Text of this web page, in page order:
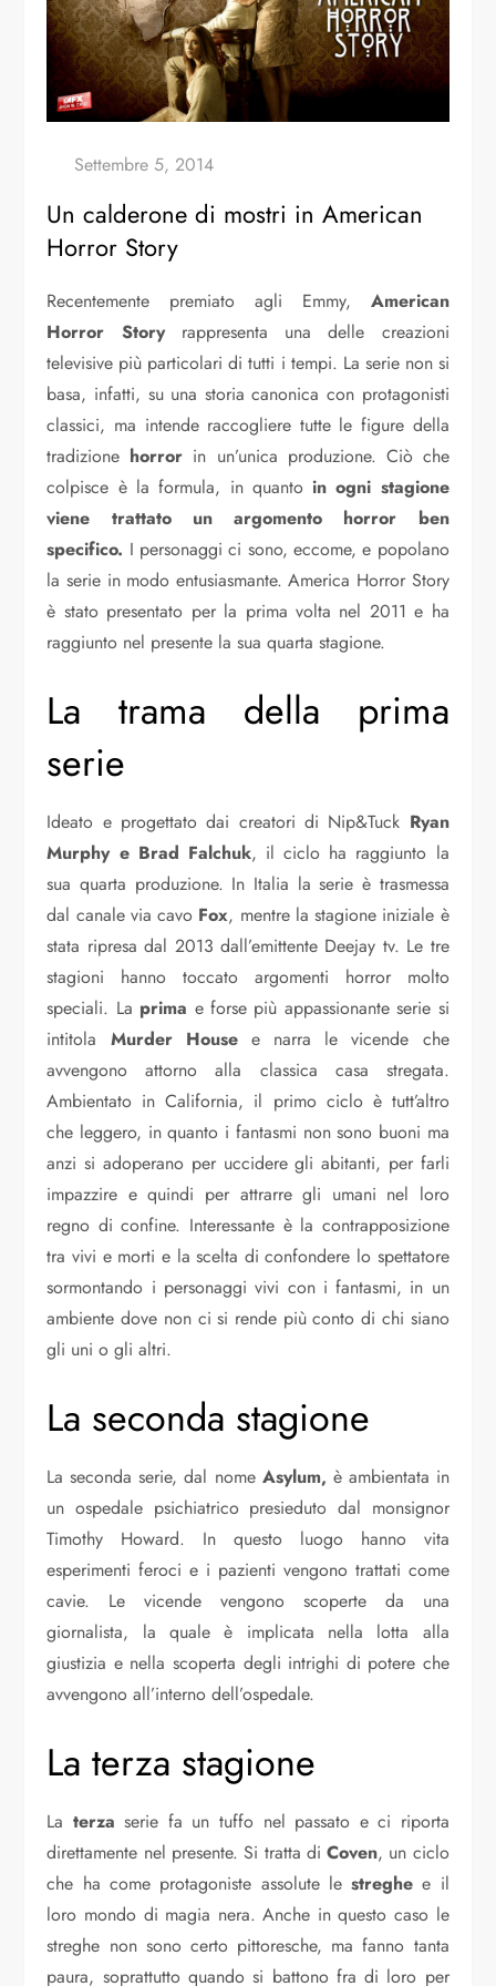
Un calderone di mostri in American
Horror Story
Recentemente premiato agli Emmy, American
Horror Storyrappresenta una delle creazioni
televisive più particolari di tutti i tempi. La serie non si
basa, infatti, su una storia canonica con protagonisti
classici, ma intende raccogliere tutte le figure della
tradizione horror in un’unica produzione. Ciò che
colpisce è la formula, in quantoin ogni stagione
viene trattato un argomento horror ben
specifico. I personaggi ci sono, eccome, e popolano
la serie in modo entusiasmante. America Horror Story
è stato presentato per la prima volta nel 2011 e ha
raggiunto nel presente la sua quarta stagione.
La trama della prima
serie
Ideato e progettato dai creatori di Nip&Tuck Ryan
Murphy e Brad Falchuk, il ciclo ha raggiunto la
sua quarta produzione. In Italia la serie è trasmessa
dal canale via cavo Fox, mentre la stagione iniziale è
stata ripresa dal 2013 dall’emittente Deejay tv. Le tre
stagioni hanno toccato argomenti horror molto
speciali. La prima e forse più appassionante serie si
intitola Murder Housee narra le vicende che
avvengono attorno alla classica casa stregata.
Ambientato in California, il primo ciclo è tutt’altro
che leggero, in quanto i fantasmi non sono buoni ma
anzi si adoperano per uccidere gli abitanti, per farli
impazzire e quindi per attrarre gli umani nel loro
regno di confine. Interessante è la contrapposizione
tra vivi e morti e la scelta di confondere lo spettatore
sormontando i personaggi vivi con i fantasmi, in un
ambiente dove non ci si rende più conto di chi siano
gli uni o gli altri.
La seconda stagione
La seconda serie, dal nome Asylum, è ambientata in
un ospedale psichiatrico presieduto dal monsignor
Timothy Howard. In questo luogo hanno vita
esperimenti feroci e i pazienti vengono trattati come
cavie. Le vicende vengono scoperte da una
giornalista, la quale è implicata nella lotta alla
giustizia e nella scoperta degli intrighi di potere che
avvengono all’interno dell’ospedale.
La terza stagione
La terza serie fa un tuffo nel passato e ci riporta
direttamente nel presente. Si tratta diCoven, un ciclo
che ha come protagoniste assolute lestreghe e il
loro mondo di magia nera. Anche in questo caso le
streghe non sono certo pittoresche, ma fanno tanta
paura, soprattutto quando si battono fra di loro per